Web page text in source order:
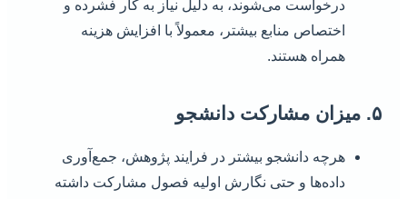
درخواست می‌شوند، به دلیل نیاز به کار فشرده و
اختصاص منابع بیشتر، معمولاً با افزایش هزینه
همراه هستند.
۵. میزان مشارکت دانشجو
هرچه دانشجو بیشتر در فرایند پژوهش، جمع‌آوری
داده‌ها و حتی نگارش اولیه فصول مشارکت داشته